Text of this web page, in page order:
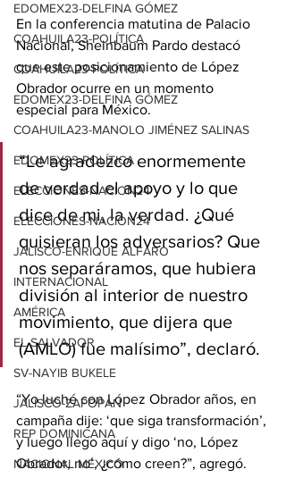
EDOMEX23-DELFINA GÓMEZ
COAHUILA23-POLÍTICA
COAHUILA23-POLÍTICA
EDOMEX23-DELFINA GÓMEZ
COAHUILA23-MANOLO JIMÉNEZ SALINAS
EDOMEX23-POLÍTICA
ELECCIONES-NACION24
ELECCIONES-NACION24
JALISCO-ENRIQUE ALFARO
INTERNACIONAL
AMÉRICA
EL SALVADOR
SV-NAYIB BUKELE
JALISCO-ZAPOPAN
REP DOMINICANA
NACIONAL MÉXICO
En la conferencia matutina de Palacio
Nacional, Sheinbaum Pardo destacó
que este posicionamiento de López
Obrador ocurre en un momento
especial para México.
“Le agradezco enormemente
de verdad el apoyo y lo que
dice de mi, la verdad. ¿Qué
quisieran los adversarios? Que
nos separáramos, que hubiera
división al interior de nuestro
movimiento, que dijera que
(AMLO) fue malísimo”, declaró.
“Yo luché con López Obrador años, en
campaña dije: ‘que siga transformación’,
y luego llego aquí y digo ‘no, López
Obrador, no’, ¿cómo creen?”, agregó.